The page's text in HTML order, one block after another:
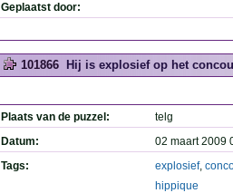
Geplaatst door:
101866 Hij is explosief op het
Plaats van de puzzel:
telg
Datum:
02 maart 2009
Tags:
explosief,
hippique